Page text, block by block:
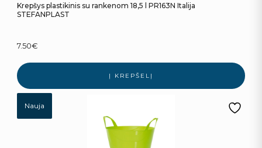
Krepšys plastikinis su rankenom 18,5 l PR163N Italija
STEFANPLAST
7.50€
Į KREPŠELĮ
Nauja